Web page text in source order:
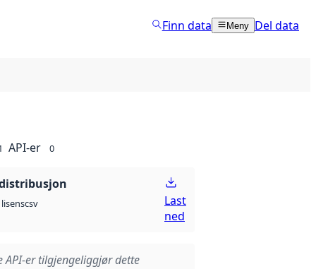
Finn data Meny Del data
API-er 0
csv
Last
ned
API-er tilgjengeliggjør dette